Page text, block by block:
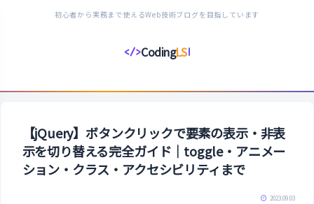
初心者から実務まで使えるWeb技術ブログを目指しています
</>CodingLS
コ
デ
ン
グ
ラ
【jQuery】ボタンクリックで要素の表示・非表
示を切り替える完全ガイド｜toggle・アニメー
ション・クラス・アクセシビリティまで
2023.09.03